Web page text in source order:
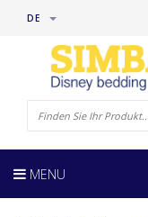
DE
MENU